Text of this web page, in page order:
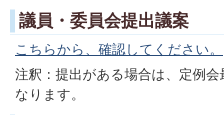
議員・委員会提出議案
こちらから、確認してください。
注釈：提出がある場合は、定例
なります。